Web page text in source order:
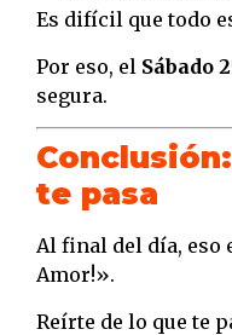
Es difícil que todo
Por eso, el Sábado
segura.
te pasa
Al final del día, eso
Amor!».
Reírte de lo que te